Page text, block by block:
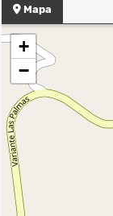
Mapa
+
−